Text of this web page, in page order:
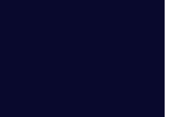
page